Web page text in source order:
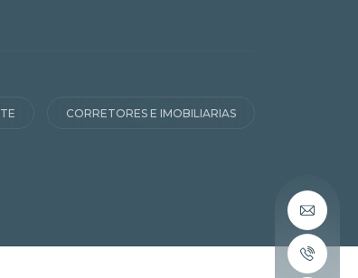
CORRETORES E IMOBILIARIAS